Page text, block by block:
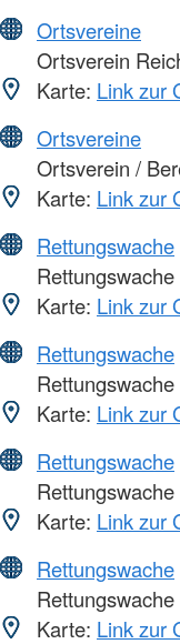
Ortsvereine
Ortsverein
Karte: Link zur
Ortsvereine
Ortsverein /
Karte: Link zur
Rettungswache
Karte: Link zur
Rettungswache
Karte: Link zur
Rettungswache
Karte: Link zur
Rettungswache
Karte: Link zur